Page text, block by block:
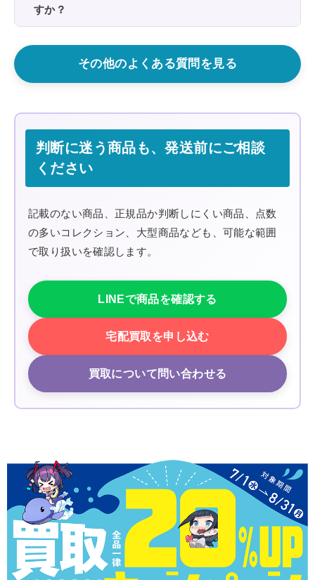
すか？
その他のよくある質問を見る
判断に迷う商品も、発送前にご相談
ください
記載のない商品、正規品か判断しにくい商品、点数
の多いコレクション、大型商品なども、可能な範囲
で取り扱いを確認します。
LINEで商品を確認する
宅配買取を申し込む
買取について問い合わせる